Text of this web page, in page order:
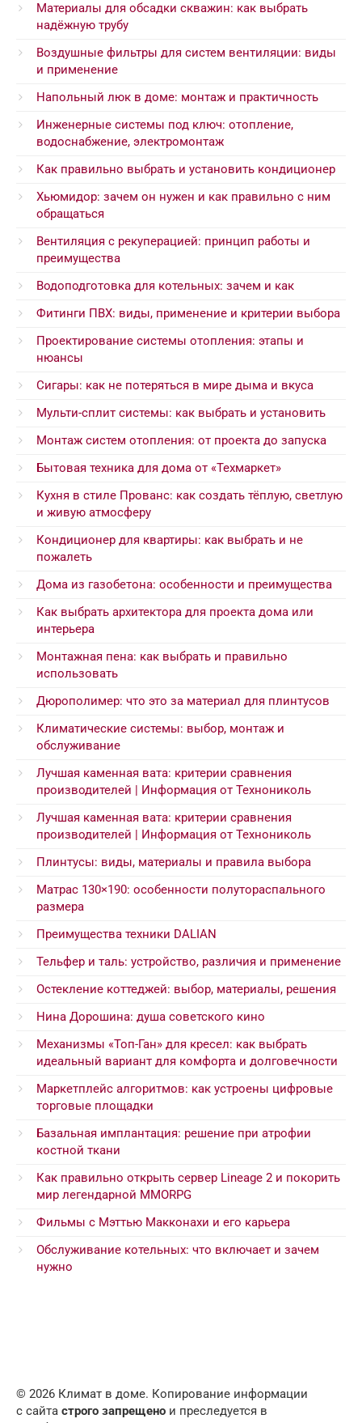
Материалы для обсадки скважин: как выбрать
надёжную трубу
Воздушные фильтры для систем вентиляции: виды
и применение
Напольный люк в доме: монтаж и практичность
Инженерные системы под ключ: отопление,
водоснабжение, электромонтаж
Как правильно выбрать и установить кондиционер
Хьюмидор: зачем он нужен и как правильно с ним
обращаться
Вентиляция с рекуперацией: принцип работы и
преимущества
Водоподготовка для котельных: зачем и как
Фитинги ПВХ: виды, применение и критерии выбора
Проектирование системы отопления: этапы и
нюансы
Сигары: как не потеряться в мире дыма и вкуса
Мульти-сплит системы: как выбрать и установить
Монтаж систем отопления: от проекта до запуска
Бытовая техника для дома от «Техмаркет»
Кухня в стиле Прованс: как создать тёплую, светлую
и живую атмосферу
Кондиционер для квартиры: как выбрать и не
пожалеть
Дома из газобетона: особенности и преимущества
Как выбрать архитектора для проекта дома или
интерьера
Монтажная пена: как выбрать и правильно
использовать
Дюрополимер: что это за материал для плинтусов
Климатические системы: выбор, монтаж и
обслуживание
Лучшая каменная вата: критерии сравнения
производителей | Информация от Технониколь
Лучшая каменная вата: критерии сравнения
производителей | Информация от Технониколь
Плинтусы: виды, материалы и правила выбора
Матрас 130×190: особенности полутораспального
размера
Преимущества техники DALIAN
Тельфер и таль: устройство, различия и применение
Остекление коттеджей: выбор, материалы, решения
Нина Дорошина: душа советского кино
Механизмы «Топ-Ган» для кресел: как выбрать
идеальный вариант для комфорта и долговечности
Маркетплейс алгоритмов: как устроены цифровые
торговые площадки
Базальная имплантация: решение при атрофии
костной ткани
Как правильно открыть сервер Lineage 2 и покорить
мир легендарной MMORPG
Фильмы с Мэттью Макконахи и его карьера
Обслуживание котельных: что включает и зачем
нужно
© 2026 Климат в доме. Копирование информации
с сайта строго запрещено и преследуется в